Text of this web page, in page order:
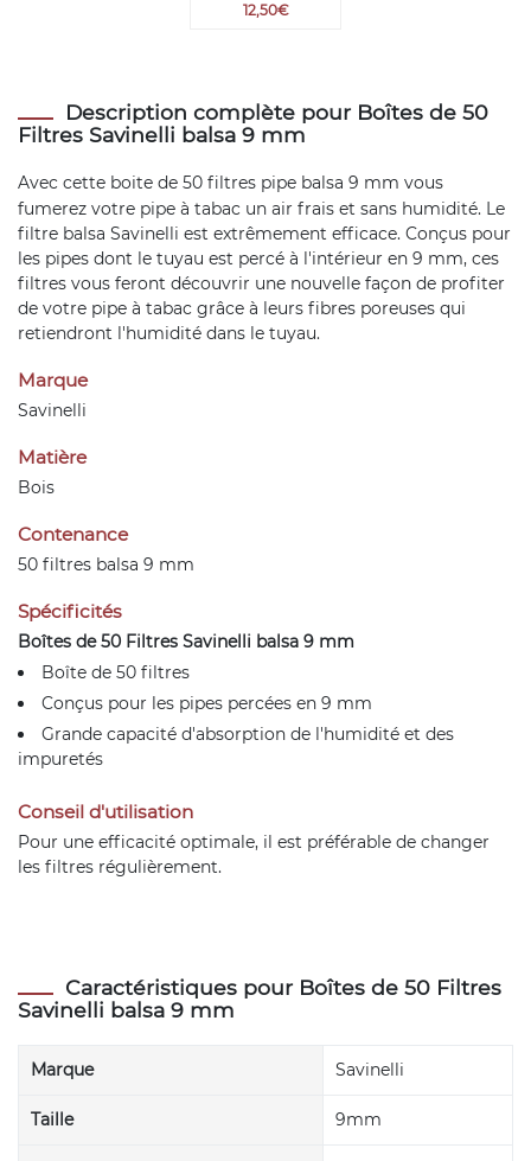
12,50€
Description complète pour Boîtes de 50
Filtres Savinelli balsa 9 mm
Avec cette boite de 50 filtres pipe balsa 9 mm vous
fumerez votre pipe à tabac un air frais et sans humidité. Le
filtre balsa Savinelli est extrêmement efficace. Conçus pour
les pipes dont le tuyau est percé à l'intérieur en 9 mm, ces
filtres vous feront découvrir une nouvelle façon de profiter
de votre pipe à tabac grâce à leurs fibres poreuses qui
retiendront l'humidité dans le tuyau.
Marque
Savinelli
Matière
Bois
Contenance
50 filtres balsa 9 mm
Spécificités
Boîtes de 50 Filtres Savinelli balsa 9 mm
Boîte de 50 filtres
Conçus pour les pipes percées en 9 mm
Grande capacité d'absorption de l'humidité et des
impuretés
Conseil d'utilisation
Pour une efficacité optimale, il est préférable de changer
les filtres régulièrement.
Caractéristiques pour Boîtes de 50 Filtres
Savinelli balsa 9 mm
Marque Savinelli
Taille 9mm